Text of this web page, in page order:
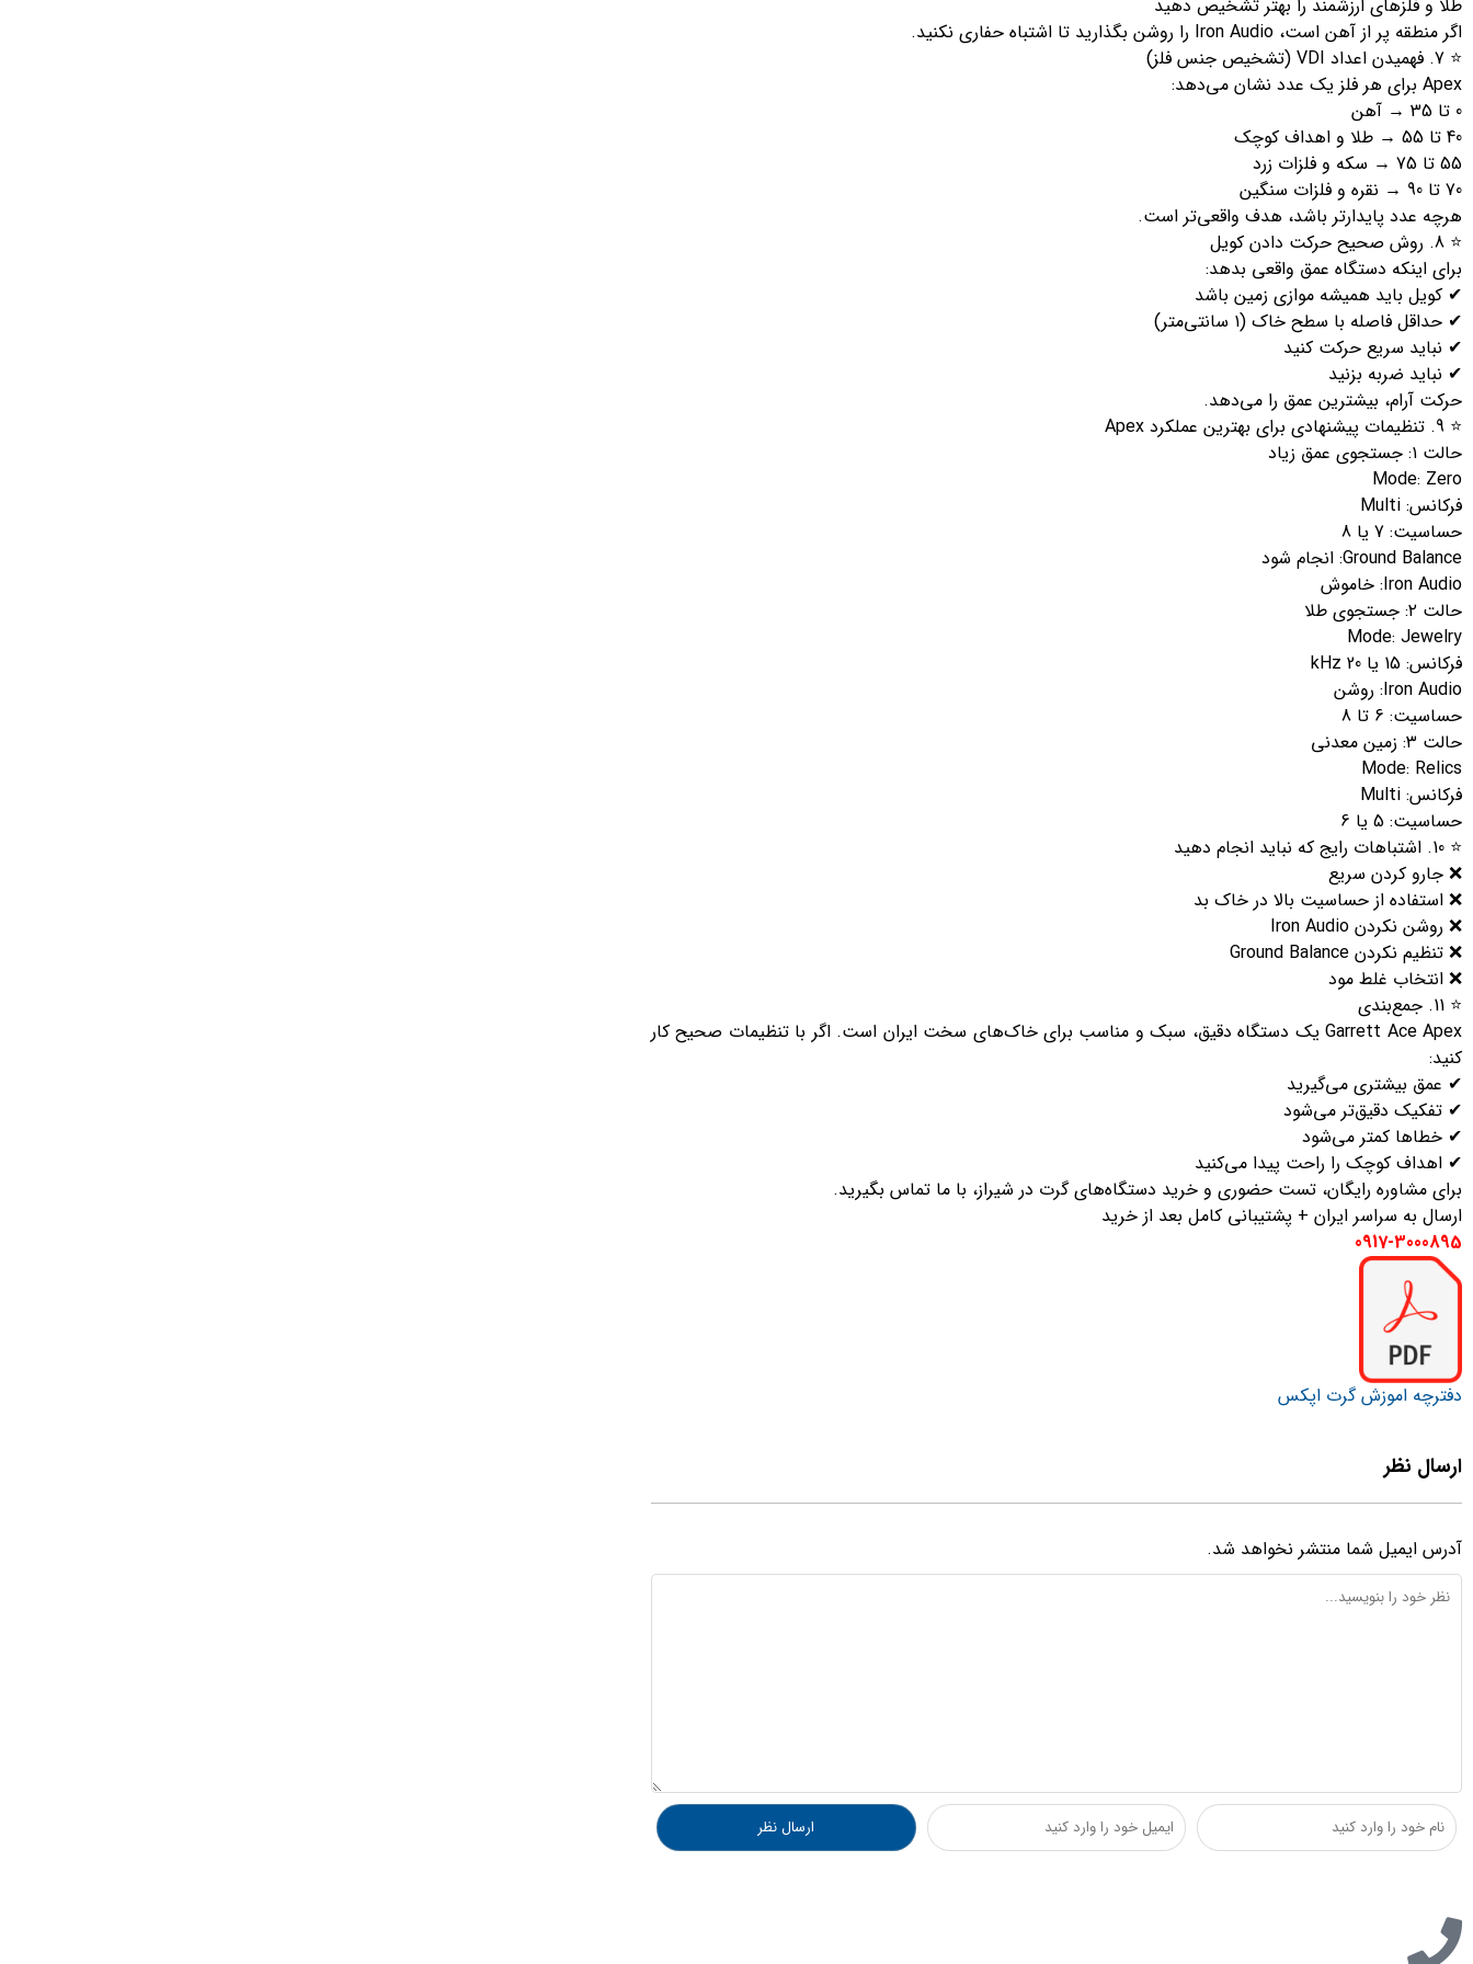
طلا و فلزهای ارزشمند را بهتر تشخیص دهید
اگر منطقه پر از آهن است، Iron Audio را روشن بگذارید تا اشتباه حفاری نکنید.
⭐ 7. فهمیدن اعداد VDI (تشخیص جنس فلز)
Apex برای هر فلز یک عدد نشان می‌دهد:
0 تا 35 → آهن
40 تا 55 → طلا و اهداف کوچک
55 تا 75 → سکه و فلزات زرد
70 تا 90 → نقره و فلزات سنگین
هرچه عدد پایدارتر باشد، هدف واقعی‌تر است.
⭐ 8. روش صحیح حرکت دادن کویل
برای اینکه دستگاه عمق واقعی بدهد:
✔ کویل باید همیشه موازی زمین باشد
✔ حداقل فاصله با سطح خاک (۱ سانتی‌متر)
✔ نباید سریع حرکت کنید
✔ نباید ضربه بزنید
حرکت آرام، بیشترین عمق را می‌دهد.
⭐ 9. تنظیمات پیشنهادی برای بهترین عملکرد Apex
حالت ۱: جستجوی عمق زیاد
Mode: Zero
فرکانس: Multi
حساسیت: 7 یا 8
Ground Balance: انجام شود
Iron Audio: خاموش
حالت ۲: جستجوی طلا
Mode: Jewelry
فرکانس: 15 یا 20 kHz
Iron Audio: روشن
حساسیت: 6 تا 8
حالت ۳: زمین معدنی
Mode: Relics
فرکانس: Multi
حساسیت: 5 یا 6
⭐ 10. اشتباهات رایج که نباید انجام دهید
❌ جارو کردن سریع
❌ استفاده از حساسیت بالا در خاک بد
❌ روشن نکردن Iron Audio
❌ تنظیم نکردن Ground Balance
❌ انتخاب غلط مود
⭐ 11. جمع‌بندی
Garrett Ace Apex یک دستگاه دقیق، سبک و مناسب برای خاک‌های سخت ایران است. اگر با تنظیمات صحیح کار
کنید:
✔ عمق بیشتری می‌گیرید
✔ تفکیک دقیق‌تر می‌شود
✔ خطاها کمتر می‌شود
✔ اهداف کوچک را راحت پیدا می‌کنید
برای مشاوره رایگان، تست حضوری و خرید دستگاه‌های گرت در شیراز، با ما تماس بگیرید.
ارسال به سراسر ایران + پشتیبانی کامل بعد از خرید
0917-3000895
دفترچه اموزش گرت اپکس
ارسال نظر
آدرس ایمیل شما منتشر نخواهد شد.